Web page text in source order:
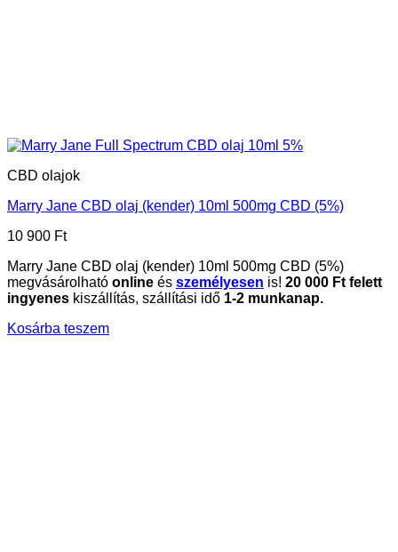
CBD olajok
Marry Jane CBD olaj (kender) 10ml 500mg CBD (5%)
10 900 Ft
Marry Jane CBD olaj (kender) 10ml 500mg CBD (5%)
megvásárolható online és személyesen is! 20 000 Ft felett
ingyenes kiszállítás, szállítási idő 1-2 munkanap.
Kosárba teszem